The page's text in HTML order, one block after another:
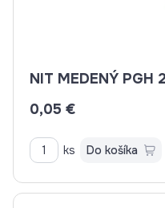
0,05 €
ks Do košíka